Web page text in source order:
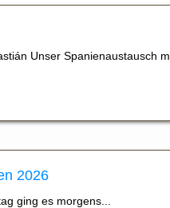
Unser Spanienaustausch
2026
ging es morgens...